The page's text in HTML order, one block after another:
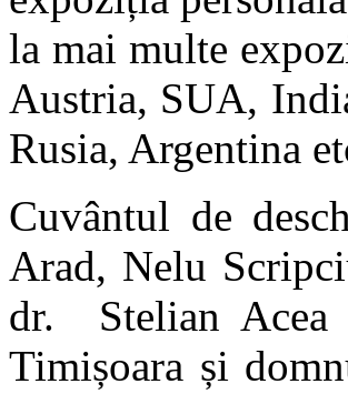
la mai multe
Austria, SUA,
Rusia, Argentina
Cuvântul de
Arad, Nelu
dr. Stelian Acea
Timișoara și